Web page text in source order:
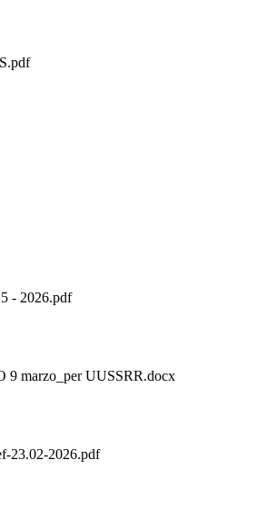
- 2026.pdf
marzo_per UUSSRR.docx
23.02-2026.pdf